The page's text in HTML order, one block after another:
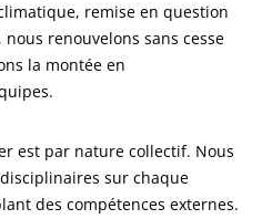
remise en question
renouvelons sans cesse
la montée en
est par nature collectif. Nous
sur chaque
des compétences externes.